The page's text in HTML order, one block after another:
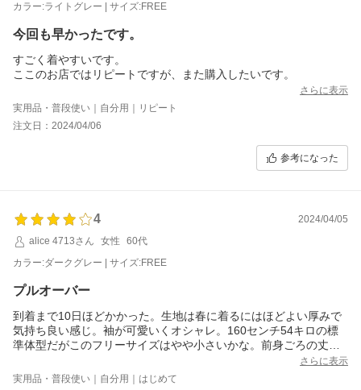
カラー:ライトグレー | サイズ:FREE
今回も早かったです。
すごく着やすいです。
ここのお店ではリピートですが、また購入したいです。
さらに表示
実用品・普段使い｜自分用｜リピート
注文日：2024/04/06
参考になった
4
2024/04/05
alice 4713さん
女性
60代
カラー:ダークグレー | サイズ:FREE
プルオーバー
到着まで10日ほどかかった。生地は春に着るにはほどよい厚みで
気持ち良い感じ。袖が可愛いくオシャレ。160センチ54キロの標
準体型だがこのフリーサイズはやや小さいかな。前身ごろの丈が
短いのでお腹を引っ込めないと突っ張るかも。シワシワで届いた
のでアイロン必須。少し小さいと感じたので星4つ。
さらに表示
実用品・普段使い｜自分用｜はじめて